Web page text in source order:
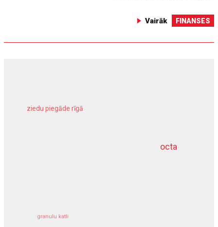
Vairāk FINANSES
octa
ziedu piegāde rīgā
granulu katli
dziļurbums